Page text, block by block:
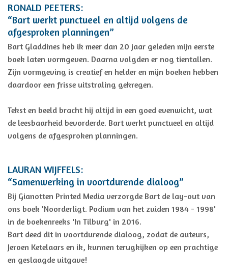
RONALD PEETERS:
“Bart werkt punctueel en altijd volgens de
afgesproken planningen”
Bart Gladdines heb ik meer dan 20 jaar geleden mijn eerste
boek laten vormgeven. Daarna volgden er nog tientallen.
Zijn vormgeving is creatief en helder en mijn boeken hebben
daardoor een frisse uitstraling gekregen.
Tekst en beeld bracht hij altijd in een goed evenwicht, wat
de leesbaarheid bevorderde. Bart werkt punctueel en altijd
volgens de afgesproken planningen.
LAURAN WIJFFELS:
“Samenwerking in voortdurende dialoog”
Bij Gianotten Printed Media verzorgde Bart de lay-out van
ons boek 'Noorderligt. Podium van het zuiden 1984 - 1998'
in de boekenreeks 'In Tilburg' in 2016.
Bart deed dit in voortdurende dialoog, zodat de auteurs,
Jeroen Ketelaars en ik, kunnen terugkijken op een prachtige
en geslaagde uitgave!